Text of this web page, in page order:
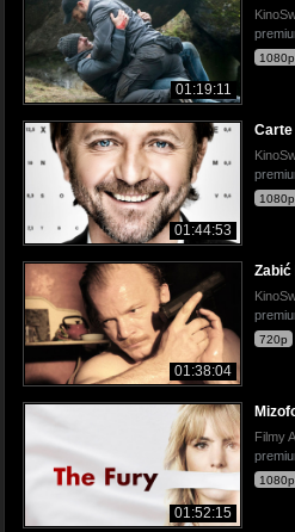
01:19:11
1080p
01:44:53
Carte
1080p
01:38:04
Zabić
720p
01:52:15
Filmy
1080p